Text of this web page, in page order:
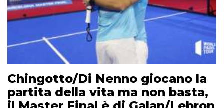
Chingotto/Di Nenno giocano la
partita della vita ma non basta,